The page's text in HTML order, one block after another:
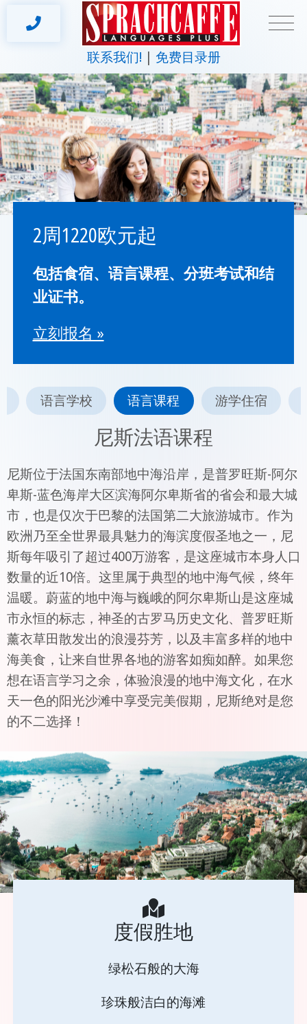
联系我们! 免费目录册
2周1220欧元起
包括食宿、语言课程、分班考试和结
业证书。
立刻报名 »
语言学校 语言课程 游学住宿
尼斯法语课程
尼斯位于法国东南部地中海沿岸，是普罗旺斯-阿尔
卑斯-蓝色海岸大区滨海阿尔卑斯省的省会和最大城
市，也是仅次于巴黎的法国第二大旅游城市。作为
欧洲乃至全世界最具魅力的海滨度假圣地之一，尼
斯每年吸引了超过400万游客，是这座城市本身人口
数量的近10倍。这里属于典型的地中海气候，终年
温暖。蔚蓝的地中海与巍峨的阿尔卑斯山是这座城
市永恒的标志，神圣的古罗马历史文化、普罗旺斯
薰衣草田散发出的浪漫芬芳，以及丰富多样的地中
海美食，让来自世界各地的游客如痴如醉。如果您
想在语言学习之余，体验浪漫的地中海文化，在水
天一色的阳光沙滩中享受完美假期，尼斯绝对是您
的不二选择！
度假胜地
绿松石般的大海
珍珠般洁白的海滩